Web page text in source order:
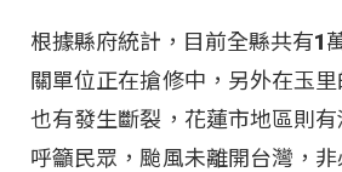
根據縣府統計，目前全縣共有1
關單位正在搶修中，另外在玉
也有發生斷裂，花蓮市地區則
呼籲民眾，颱風未離開台灣，